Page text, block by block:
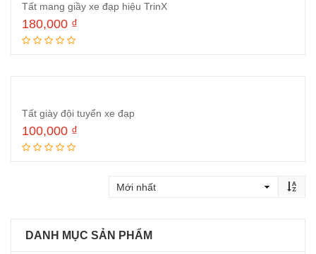
Tất mang giầy xe đạp hiệu TrinX
180,000 ₫
Tất giày đội tuyển xe đạp
100,000 ₫
DANH MỤC SẢN PHẨM